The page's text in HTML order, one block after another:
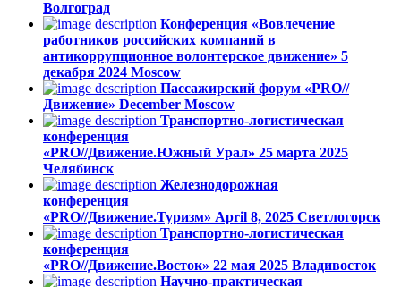
Волгоград
Конференция «Вовлечение
работников российских компаний в
антикоррупционное волонтерское движение» 5
декабря 2024 Moscow
Пассажирский форум «PRO//
Движение» December Moscow
Транспортно-логистическая
конференция
«PRO//Движение.Южный Урал» 25 марта 2025
Челябинск
Железнодорожная
конференция
«PRO//Движение.Туризм» April 8, 2025 Светлогорск
Транспортно-логистическая
конференция
«PRO//Движение.Восток» 22 мая 2025 Владивосток
Научно-практическая